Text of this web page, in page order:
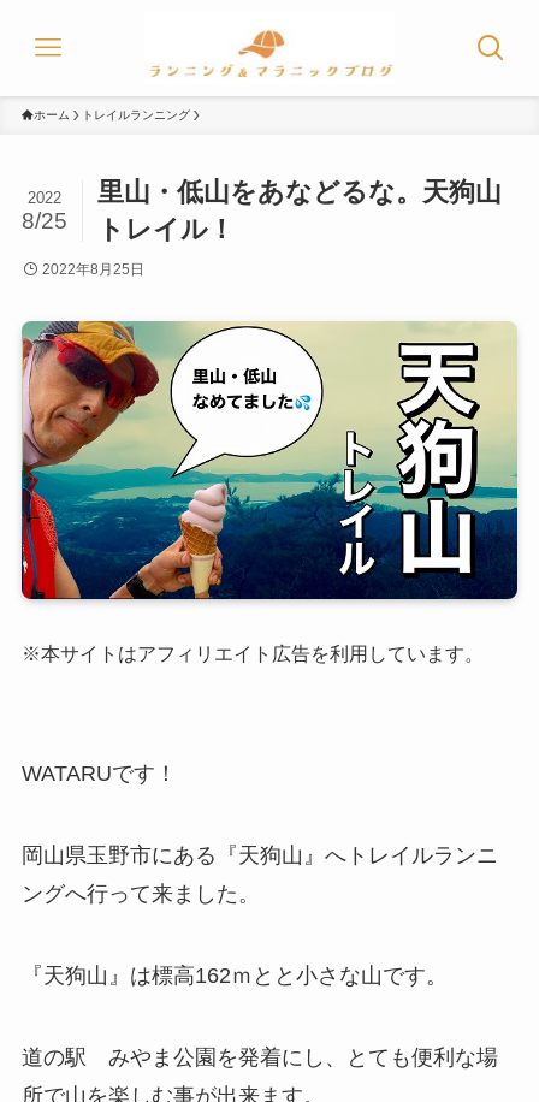
ホーム トレイルランニング
里山・低山をあなどるな。天狗山
トレイル！
2022
8/25
2022年8月25日
※本サイトはアフィリエイト広告を利用しています。
WATARUです！
岡山県玉野市にある『天狗山』へトレイルランニ
ングへ行って来ました。
『天狗山』は標高162ｍとと小さな山です。
道の駅 みやま公園を発着にし、とても便利な場
所で山を楽しむ事が出来ます。